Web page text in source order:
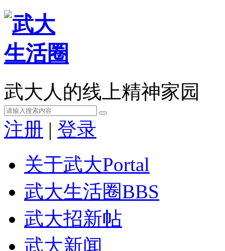
武大人的线上精神家园
注册 | 登录
关于武大Portal
武大生活圈BBS
武大招新帖
武大新闻